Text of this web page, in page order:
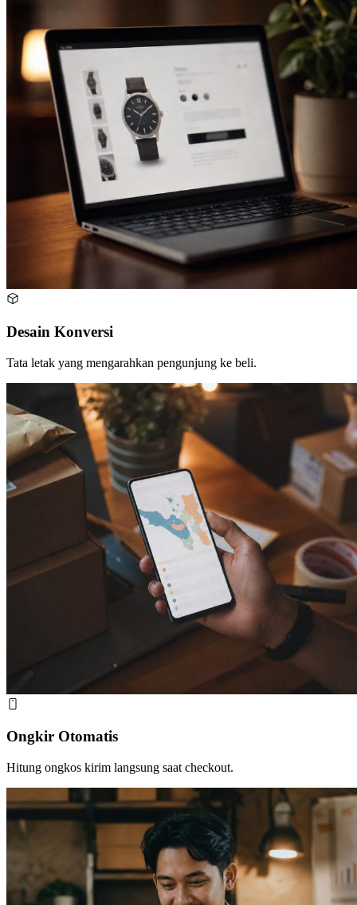
Desain Konversi
Tata letak yang mengarahkan pengunjung ke beli.
Ongkir Otomatis
Hitung ongkos kirim langsung saat checkout.